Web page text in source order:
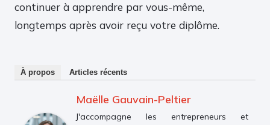
continuer à apprendre par vous-même,
longtemps après avoir reçu votre diplôme.
À propos Articles récents
Maëlle Gauvain-Peltier
J'accompagne les entrepreneurs et